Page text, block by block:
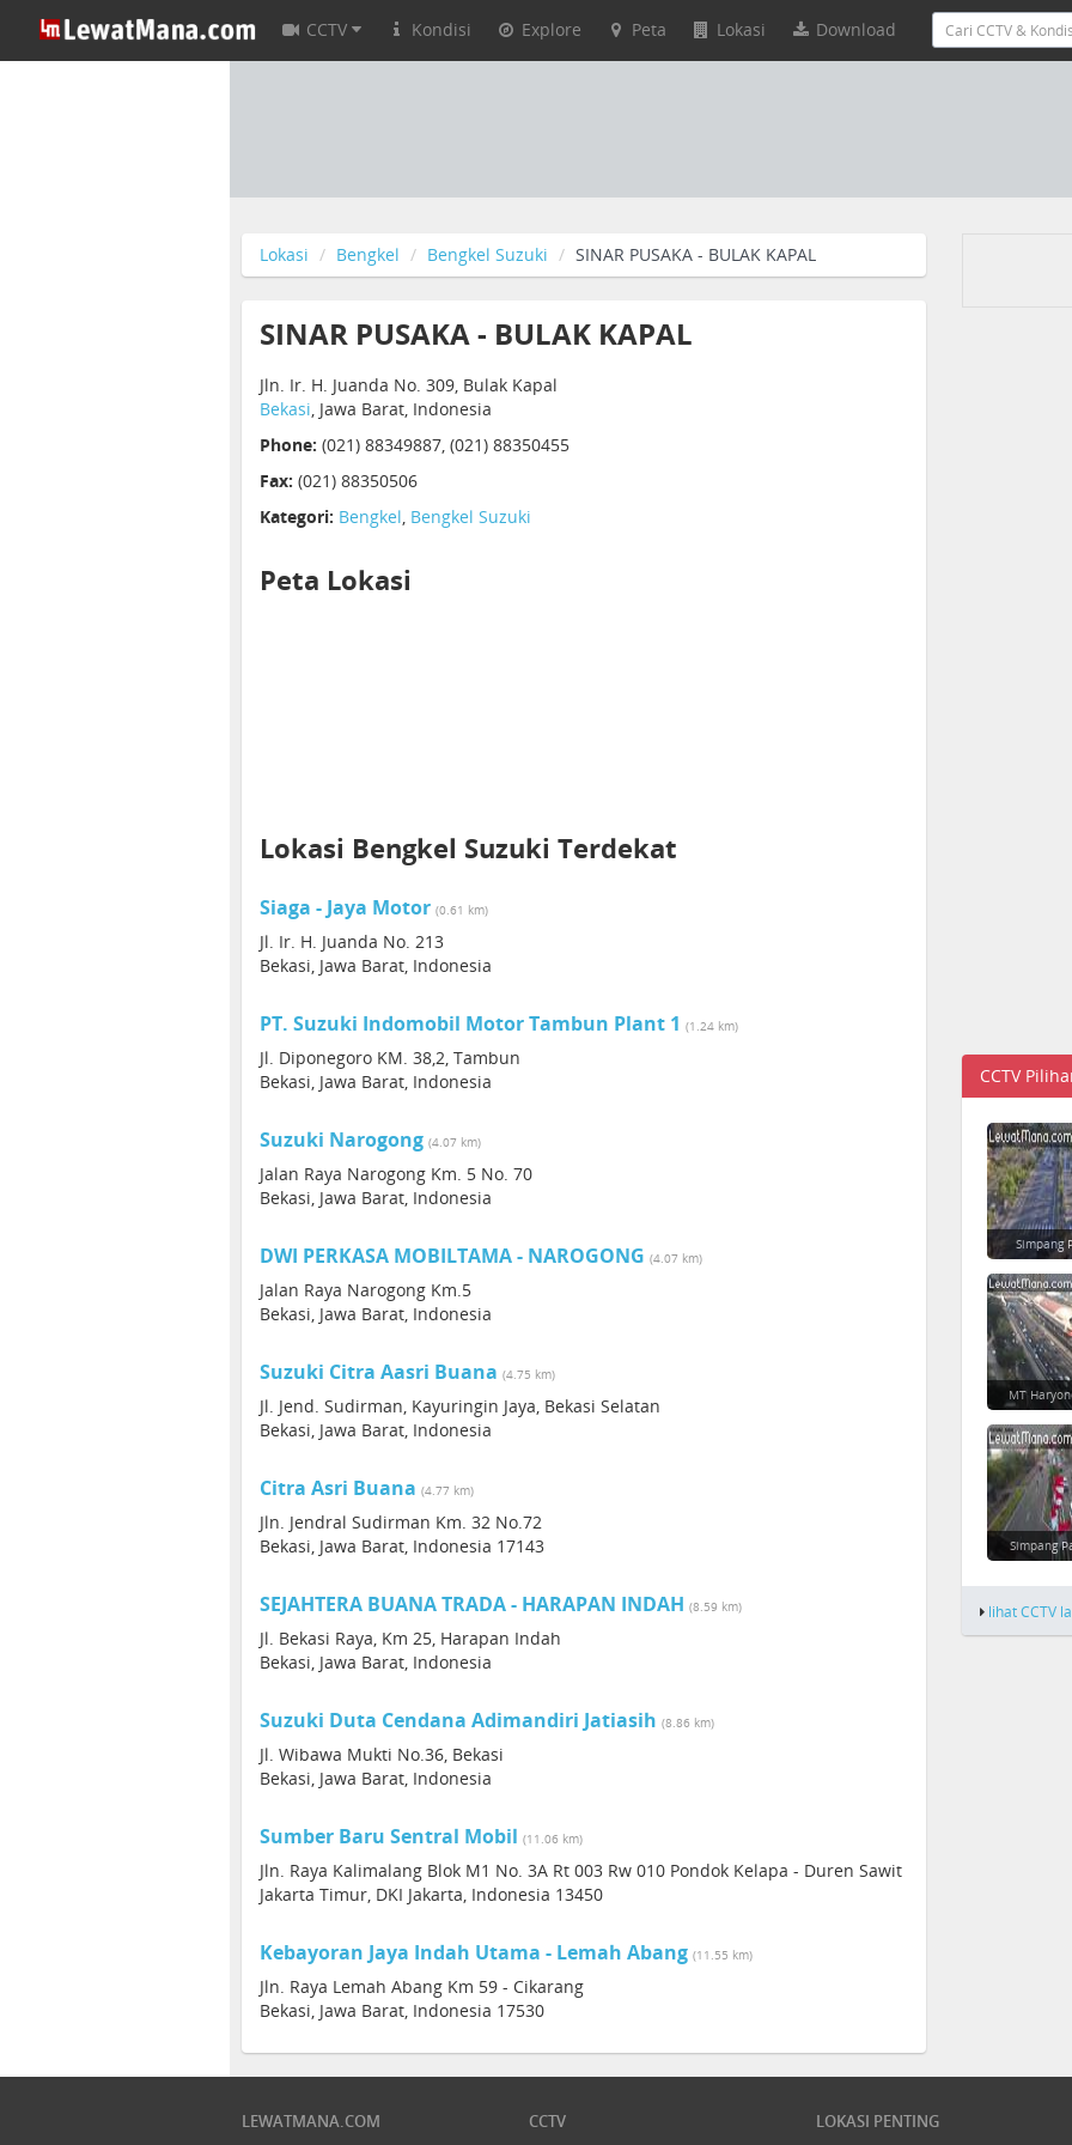
CCTV Kondisi Explore Peta Lokasi Download
Lokasi Bengkel Bengkel Suzuki SINAR PUSAKA - BULAK KAPAL
SINAR PUSAKA - BULAK KAPAL
Jln. Ir. H. Juanda No. 309, Bulak Kapal
Bekasi, Jawa Barat, Indonesia
Phone: (021) 88349887, (021) 88350455
Fax: (021) 88350506
Kategori: Bengkel, Bengkel Suzuki
Peta Lokasi
Lokasi Bengkel Suzuki Terdekat
Siaga - Jaya Motor (0.61 km)
Jl. Ir. H. Juanda No. 213
Bekasi, Jawa Barat, Indonesia
PT. Suzuki Indomobil Motor Tambun Plant 1 (1.24 km)
Jl. Diponegoro KM. 38,2, Tambun
Bekasi, Jawa Barat, Indonesia
Suzuki Narogong (4.07 km)
Jalan Raya Narogong Km. 5 No. 70
Bekasi, Jawa Barat, Indonesia
DWI PERKASA MOBILTAMA - NAROGONG (4.07 km)
Jalan Raya Narogong Km.5
Bekasi, Jawa Barat, Indonesia
Suzuki Citra Aasri Buana (4.75 km)
Jl. Jend. Sudirman, Kayuringin Jaya, Bekasi Selatan
Bekasi, Jawa Barat, Indonesia
Citra Asri Buana (4.77 km)
Jln. Jendral Sudirman Km. 32 No.72
Bekasi, Jawa Barat, Indonesia 17143
SEJAHTERA BUANA TRADA - HARAPAN INDAH (8.59 km)
Jl. Bekasi Raya, Km 25, Harapan Indah
Bekasi, Jawa Barat, Indonesia
Suzuki Duta Cendana Adimandiri Jatiasih (8.86 km)
Jl. Wibawa Mukti No.36, Bekasi
Bekasi, Jawa Barat, Indonesia
Sumber Baru Sentral Mobil (11.06 km)
Jln. Raya Kalimalang Blok M1 No. 3A Rt 003 Rw 010 Pondok Kelapa - Duren Sawit
Jakarta Timur, DKI Jakarta, Indonesia 13450
Kebayoran Jaya Indah Utama - Lemah Abang (11.55 km)
Jln. Raya Lemah Abang Km 59 - Cikarang
Bekasi, Jawa Barat, Indonesia 17530
CCTV
Simpang
MT
Simpang
lihat CCTV
LEWATMANA.COM CCTV LOKASI PENTING